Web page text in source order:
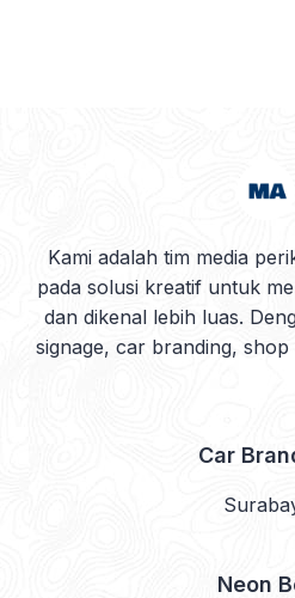
Kami adalah tim media
pada solusi kreatif untuk
dan dikenal lebih luas.
signage, car branding,
Car
Neon